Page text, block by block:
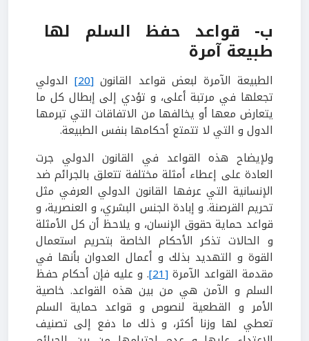
ب- قواعد حفظ السلم لها
طبيعة آمرة
الطبيعة الآمرة لبعض قواعد القانون[20]
الدولي
تجعلها في مرتبة أعلى، و تؤدي إلى إبطال كل ما
يتعارض معها أو يخالفها من الاتفاقات التي تبرمها
الدول و التي لا تتمتع أحكامها بنفس الطبيعة.
ولإيضاح هذه القواعد في القانون الدولي جرت
العادة على إعطاء أمثلة مختلفة تتعلق بالجرائم ضد
الإنسانية التي عرفها القانون الدولي العرفي مثل
تحريم القرصنة. و إبادة الجنس البشري، و العنصرية، و
قواعد حماية حقوق الإنسان، و يلاحظ أن كل الأمثلة
و الحالات تذكر الأحكام الخاصة بتحريم استعمال
القوة و التهديد بذلك و أعمال العدوان بأنها في
مقدمة القواعد الآمرة [21]
. و عليه فإن أحكام حفظ
السلم و الآمن هي من بين هذه القواعد. خاصية
الأمر و القطعية لنصوص و قواعد حماية السلم
تعطي لها وزنا أكثر، و ذلك ما دفع إلى تصنيف